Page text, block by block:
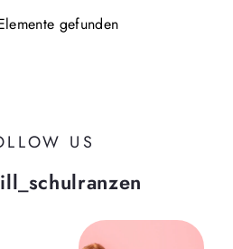
gefunden
US